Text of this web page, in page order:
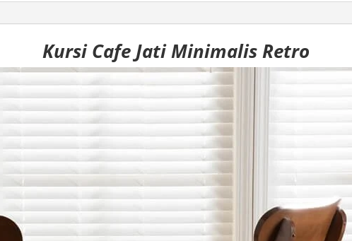
Kursi Cafe Jati Minimalis Retro